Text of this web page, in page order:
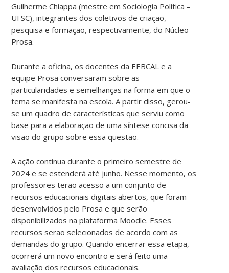
Guilherme Chiappa (mestre em Sociologia Política –
UFSC), integrantes dos coletivos de criação,
pesquisa e formação, respectivamente, do Núcleo
Prosa.
Durante a oficina, os docentes da EEBCAL e a
equipe Prosa conversaram sobre as
particularidades e semelhanças na forma em que o
tema se manifesta na escola. A partir disso, gerou-
se um quadro de características que serviu como
base para a elaboração de uma síntese concisa da
visão do grupo sobre essa questão.
A ação continua durante o primeiro semestre de
2024 e se estenderá até junho. Nesse momento, os
professores terão acesso a um conjunto de
recursos educacionais digitais abertos, que foram
desenvolvidos pelo Prosa e que serão
disponibilizados na plataforma Moodle. Esses
recursos serão selecionados de acordo com as
demandas do grupo. Quando encerrar essa etapa,
ocorrerá um novo encontro e será feito uma
avaliação dos recursos educacionais.